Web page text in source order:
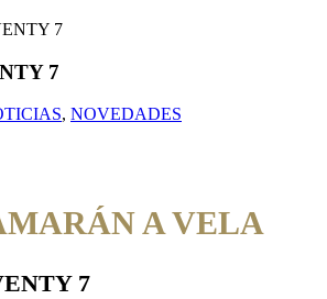
7
7
, NOVEDADES
A VELA
7